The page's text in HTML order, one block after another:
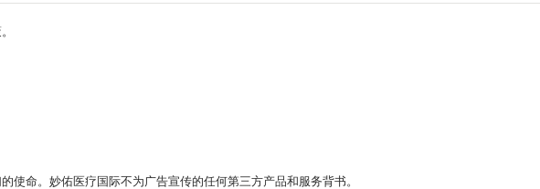
命。妙佑医疗国际不为广告宣传的任何第三方产品和服务背书。